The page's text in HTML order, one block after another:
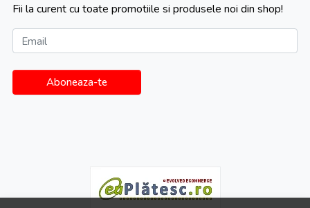
Fii la curent cu toate promotiile si produsele noi din shop!
Email
Aboneaza-te